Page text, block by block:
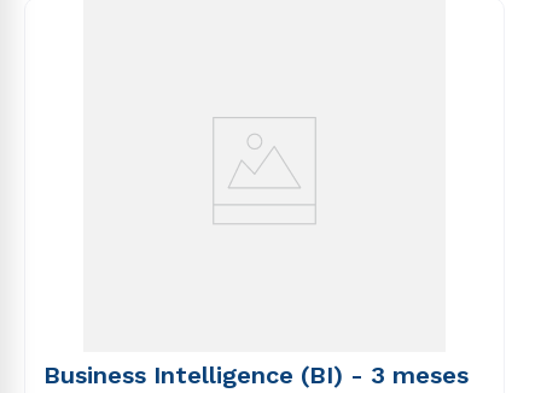
Business Intelligence (BI) - 3 meses